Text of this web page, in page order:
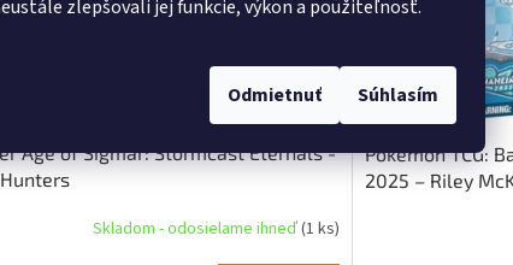
zlepšovali jej funkcie, výkon a použiteľnosť.
Odmietnuť Súhlasím
Age of Sigmar: Stormcast Eternals -
Skladom - odosielame ihneď(1 ks)
Pokémon TCG:
2025 – Riley